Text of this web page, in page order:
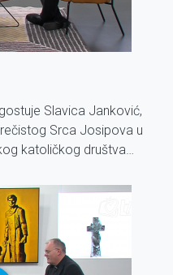
Slavica Janković,
Srca Josipova u
katoličkog društva